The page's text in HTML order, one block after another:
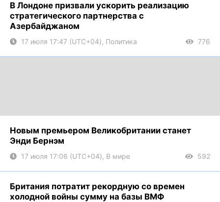
В Лондоне призвали ускорить реализацию
стратегического партнерства с
Азербайджаном
17 июля 17:47 (UTC+04), Политика 776
Новым премьером Великобритании станет
Энди Бернэм
17 июля 17:06 (UTC+04), В мире 592
Британия потратит рекордную со времен
холодной войны сумму на базы ВМФ